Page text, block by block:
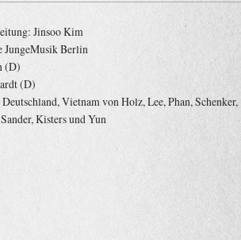
Jinsoo Kim
JungeMusik Berlin
(D)
(D)
Vietnam von Holz, Lee, Phan, Schenker,
Kisters und Yun